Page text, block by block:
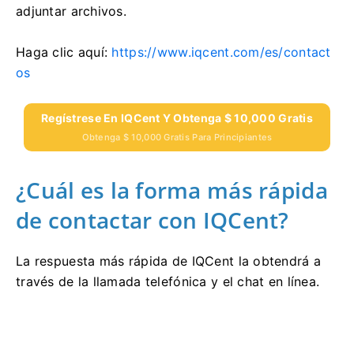
adjuntar archivos.
Haga clic aquí: https://www.iqcent.com/es/contact
os
Regístrese En IQCent Y Obtenga $ 10,000 Gratis
Obtenga $ 10,000 Gratis Para Principiantes
¿Cuál es la forma más rápida
de contactar con IQCent?
La respuesta más rápida de IQCent la obtendrá a
través de la llamada telefónica y el chat en línea.